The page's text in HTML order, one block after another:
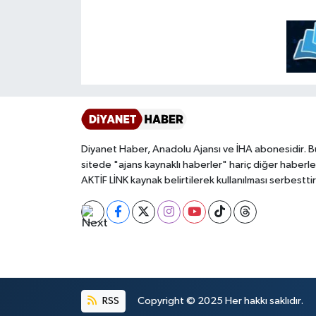
Diyanet Haber, Anadolu Ajansı ve İHA abonesidir.
sitede "ajans kaynaklı haberler" hariç diğer
AKTİF LİNK kaynak belirtilerek kullanılması
RSS Copyright © 2025 Her hakkı saklıdır.
Çanakkale Müftülüğü
Çankırı Müftülüğü
Podcast
Bilim, Teknoloji